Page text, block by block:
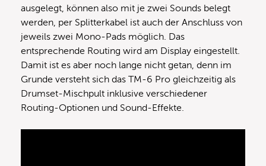
ausgelegt, können also mit je zwei Sounds belegt
werden, per Splitterkabel ist auch der Anschluss von
jeweils zwei Mono-Pads möglich. Das
entsprechende Routing wird am Display eingestellt.
Damit ist es aber noch lange nicht getan, denn im
Grunde versteht sich das TM-6 Pro gleichzeitig als
Drumset-Mischpult inklusive verschiedener
Routing-Optionen und Sound-Effekte.